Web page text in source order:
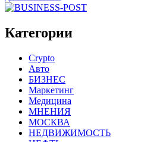
Категории
Crypto
Авто
БИЗНЕС
Маркетинг
Медицина
МНЕНИЯ
МОСКВА
НЕДВИЖИМОСТЬ